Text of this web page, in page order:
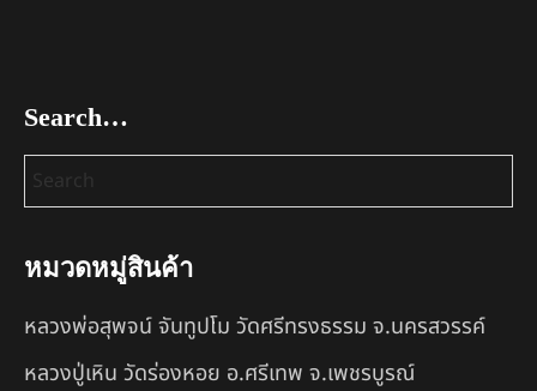
Search…
หมวดหมู่สินค้า
หลวงพ่อสุพจน์ จันทูปโม วัดศรีทรงธรรม จ.นครสวรรค์
หลวงปู่เหิน วัดร่องหอย อ.ศรีเทพ จ.เพชรบูรณ์